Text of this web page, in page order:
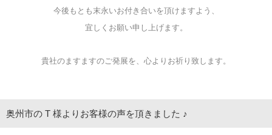
今後もとも末永いお付き合いを頂けますよう、
宜しくお願い申し上げます。
貴社のますますのご発展を、心よりお祈り致します。
奥州市の T 様よりお客様の声を頂きました ♪